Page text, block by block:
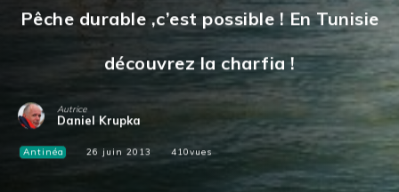
Pêche durable ,c’est possible ! En Tunisie
découvrez la charfia !
Autrice
Daniel Krupka
Antinéa 26 juin 2013 410vues